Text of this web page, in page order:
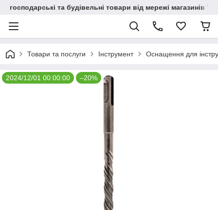
господарські та будівельні товари від мережі магазинів
Товари та послуги Інструмент Оснащення для
2024/12/01 00:00:00 –20%